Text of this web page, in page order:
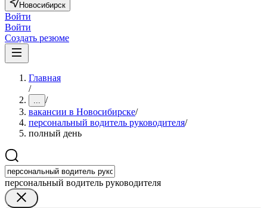
Новосибирск
Войти
Войти
Создать резюме
Главная
/
... /
вакансии в Новосибирске/
персональный водитель руководителя/
полный день
персональный водитель руководителя